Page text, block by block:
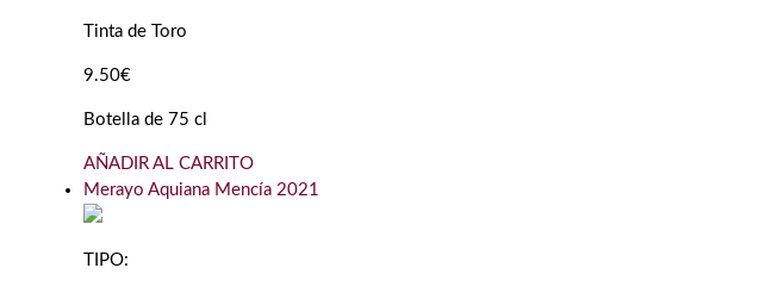
Tinta de Toro
9.50€
Botella de 75 cl
AÑADIR AL CARRITO
Merayo Aquiana Mencía 2021
TIPO: